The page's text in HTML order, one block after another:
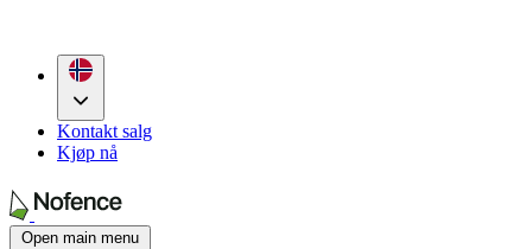
Kontakt salg
Kjøp nå
Open main menu